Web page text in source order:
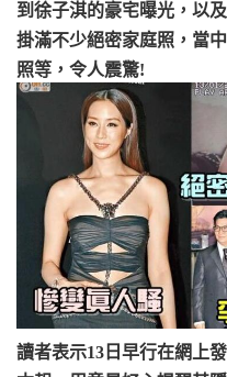
到徐子淇的豪宅曝光，以
掛滿不少絕密家庭照，當
照等，令人震驚!
讀者表示13日早行在網上